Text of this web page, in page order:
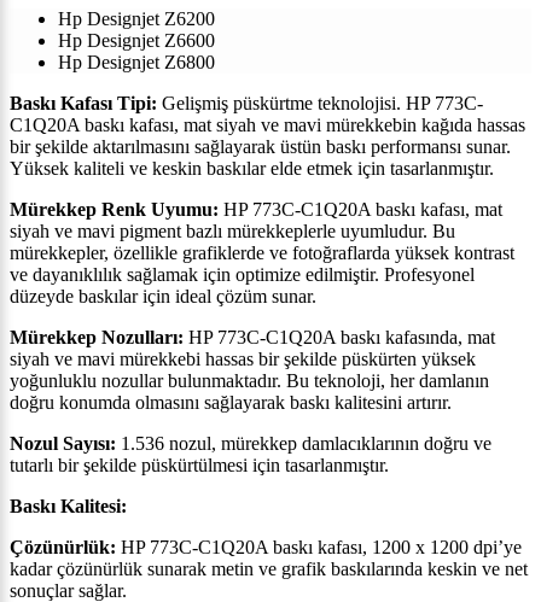
Hp Designjet Z6200
Hp Designjet Z6600
Hp Designjet Z6800
Baskı Kafası Tipi: Gelişmiş püskürtme teknolojisi. HP 773C-
C1Q20A baskı kafası, mat siyah ve mavi mürekkebin kağıda hassas
bir şekilde aktarılmasını sağlayarak üstün baskı performansı sunar.
Yüksek kaliteli ve keskin baskılar elde etmek için tasarlanmıştır.
Mürekkep Renk Uyumu: HP 773C-C1Q20A baskı kafası, mat
siyah ve mavi pigment bazlı mürekkeplerle uyumludur. Bu
mürekkepler, özellikle grafiklerde ve fotoğraflarda yüksek kontrast
ve dayanıklılık sağlamak için optimize edilmiştir. Profesyonel
düzeyde baskılar için ideal çözüm sunar.
Mürekkep Nozulları: HP 773C-C1Q20A baskı kafasında, mat
siyah ve mavi mürekkebi hassas bir şekilde püskürten yüksek
yoğunluklu nozullar bulunmaktadır. Bu teknoloji, her damlanın
doğru konumda olmasını sağlayarak baskı kalitesini artırır.
Nozul Sayısı: 1.536 nozul, mürekkep damlacıklarının doğru ve
tutarlı bir şekilde püskürtülmesi için tasarlanmıştır.
Baskı Kalitesi:
Çözünürlük: HP 773C-C1Q20A baskı kafası, 1200 x 1200 dpi’ye
kadar çözünürlük sunarak metin ve grafik baskılarında keskin ve net
sonuçlar sağlar.